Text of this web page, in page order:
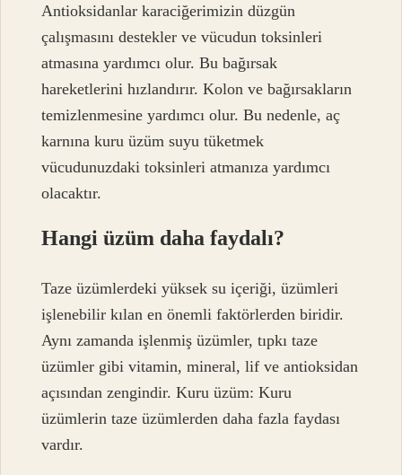
Antioksidanlar karaciğerimizin düzgün
çalışmasını destekler ve vücudun toksinleri
atmasına yardımcı olur. Bu bağırsak
hareketlerini hızlandırır. Kolon ve bağırsakların
temizlenmesine yardımcı olur. Bu nedenle, aç
karnına kuru üzüm suyu tüketmek
vücudunuzdaki toksinleri atmanıza yardımcı
olacaktır.
Hangi üzüm daha faydalı?
Taze üzümlerdeki yüksek su içeriği, üzümleri
işlenebilir kılan en önemli faktörlerden biridir.
Aynı zamanda işlenmiş üzümler, tıpkı taze
üzümler gibi vitamin, mineral, lif ve antioksidan
açısından zengindir. Kuru üzüm: Kuru
üzümlerin taze üzümlerden daha fazla faydası
vardır.